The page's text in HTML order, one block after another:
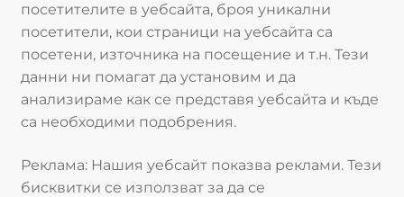
посетителите в уебсайта, броя уникални
посетители, кои страници на уебсайта са
посетени, източника на посещение и т.н. Тези
данни ни помагат да установим и да
анализираме как се представя уебсайта и къде
са необходими подобрения.
Реклама: Нашия уебсайт показва реклами. Тези
бисквитки се използват за да се